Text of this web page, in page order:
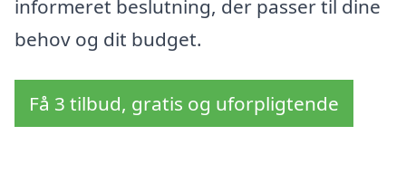
informeret beslutning, der passer til dine
behov og dit budget.
Få 3 tilbud, gratis og uforpligtende